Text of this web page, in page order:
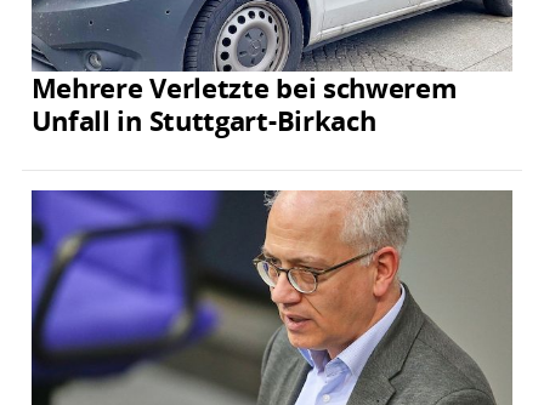
Mehrere Verletzte bei schwerem
Unfall in Stuttgart-Birkach